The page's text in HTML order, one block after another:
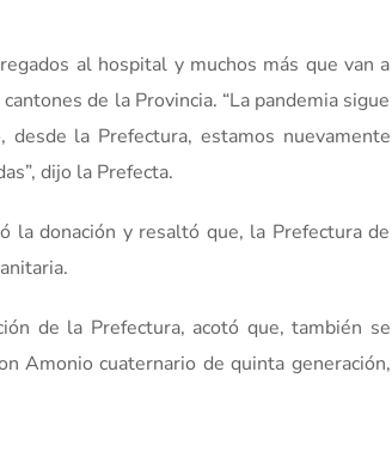
al hospital y muchos más que van a
de la Provincia. “La pandemia sigue
la Prefectura, estamos nuevamente
dijo la Prefecta.
la donación y resaltó que, la Prefectura de
de la Prefectura, acotó que, también se
Amonio cuaternario de quinta generación,